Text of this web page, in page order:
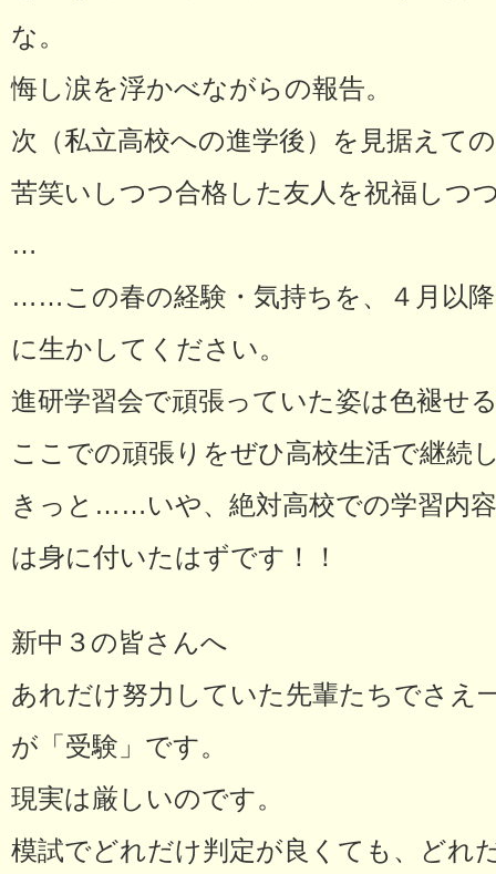
な。
悔し涙を浮かべながらの報告。
次（私立高校への進学後）を見据えて
苦笑いしつつ合格した友人を祝福しつ
…
……この春の経験・気持ちを、４月以
に生かしてください。
進研学習会で頑張っていた姿は色褪せ
ここでの頑張りをぜひ高校生活で継続
きっと……いや、絶対高校での学習内
は身に付いたはずです！！
新中３の皆さんへ
あれだけ努力していた先輩たちでさえ
が「受験」です。
現実は厳しいのです。
模試でどれだけ判定が良くても、どれ